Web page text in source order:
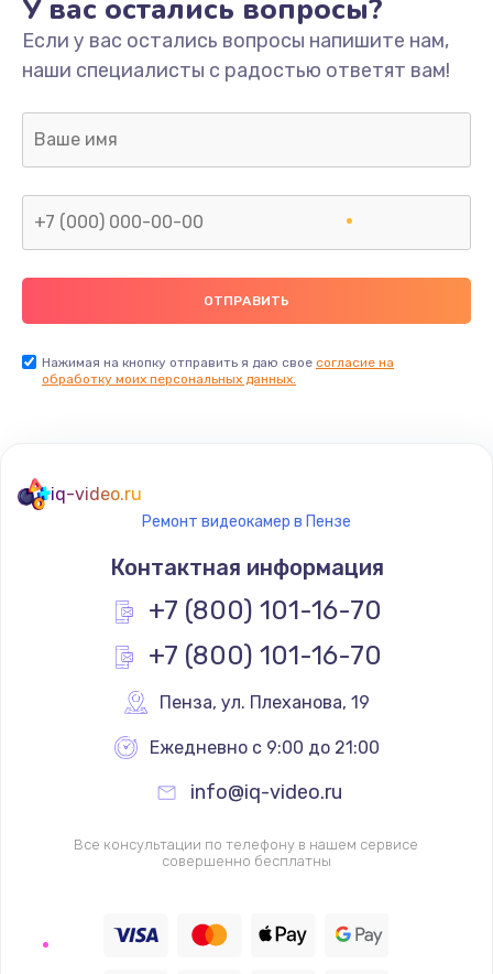
Заказать
Замена корпуса
от 2195 руб.
Заказать
Замена северного моста
от 2960 руб.
Заказать
Ремонт петель крышки
от 1195 руб.
Заказать
Замена клавиатуры
от 2000 руб.
Замена дисплея
У вас остались вопросы?
Если у вас остались вопросы напишите нам,
наши специалисты с радостью ответят вам!
Нажимая на кнопку отправить я даю свое согласие на
обработку моих персональных данных.
iq-video.ru
Ремонт видеокамер в Пензе
Контактная информация
+7 (800) 101-16-70
+7 (800) 101-16-70
Пенза, ул. Плеханова, 19
Ежедневно с 9:00 до 21:00
info@iq-video.ru
Все консультации по телефону в нашем сервисе
совершенно бесплатны